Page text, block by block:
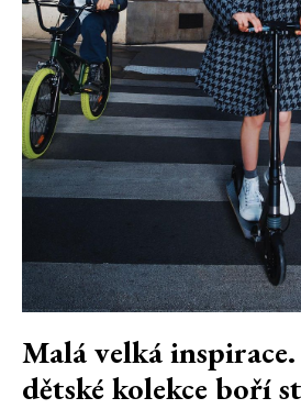
Malá velká
dětské kolekce boří